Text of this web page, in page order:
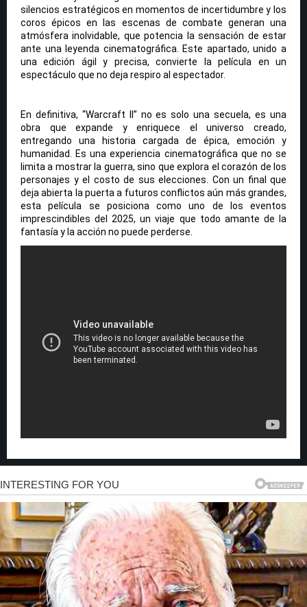
silencios estratégicos en momentos de incertidumbre y los
coros épicos en las escenas de combate generan una
atmósfera inolvidable, que potencia la sensación de estar
ante una leyenda cinematográfica. Este apartado, unido a
una edición ágil y precisa, convierte la película en un
espectáculo que no deja respiro al espectador.
En definitiva, “Warcraft II” no es solo una secuela, es una
obra que expande y enriquece el universo creado,
entregando una historia cargada de épica, emoción y
humanidad. Es una experiencia cinematográfica que no se
limita a mostrar la guerra, sino que explora el corazón de los
personajes y el costo de sus elecciones. Con un final que
deja abierta la puerta a futuros conflictos aún más grandes,
esta película se posiciona como uno de los eventos
imprescindibles del 2025, un viaje que todo amante de la
fantasía y la acción no puede perderse.